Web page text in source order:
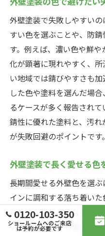
外壁塗装で失敗しやすい
すい色を選ぶことや、防
す。例えば、濃い色や鮮
化が顕著に現れやすく、
い地域では錆びやすさも
した色や塗料を選んだ場
るケースが多く報告され
錆性に優れた塗料と、汚
が失敗回避のポイントです。
外壁塗装で長く愛せる色
長期間愛せる外壁色を選
インに調和する落ち着い
にくさを重視するなら、
い色を選ぶことも重要です
0120-103-350
ショールームへのご来店
は予約が必要です